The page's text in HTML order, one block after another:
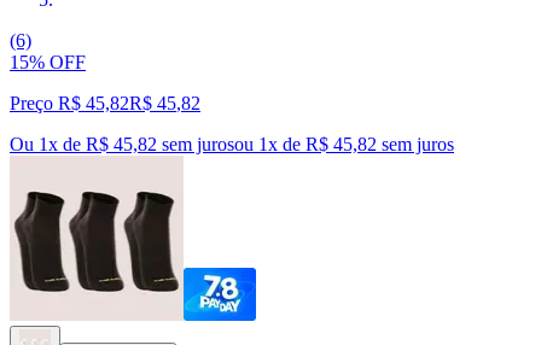
(6)
15% OFF
Preço R$ 45,82R$ 45,82
Ou 1x de R$ 45,82 sem jurosou 1x de R$ 45,82 sem juros